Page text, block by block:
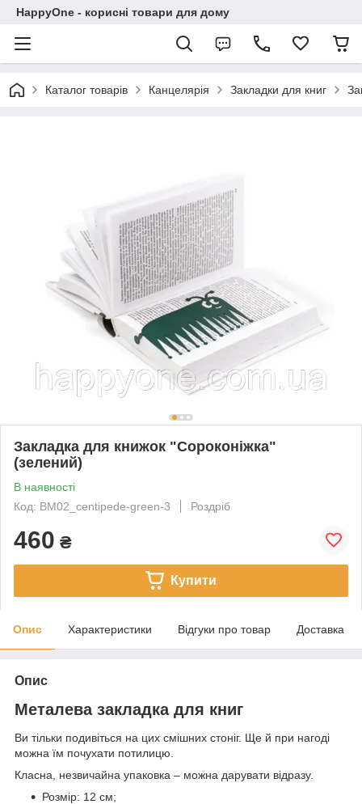
HappyOne - корисні товари для дому
Каталог товарів Канцелярія Закладки для книг
Закладка для книжок "Сороконіжка"
(зелений)
В наявності
Код: BM02_centipede-green-3
Роздріб
460 ₴
Купити
Опис Характеристики Відгуки про товар Доставка
Опис
Металева закладка для книг
Ви тільки подивіться на цих смішних стоніг. Ще й при нагоді
можна їм почухати потилицю.
Класна, незвичайна упаковка – можна дарувати відразу.
Розмір: 12 см;